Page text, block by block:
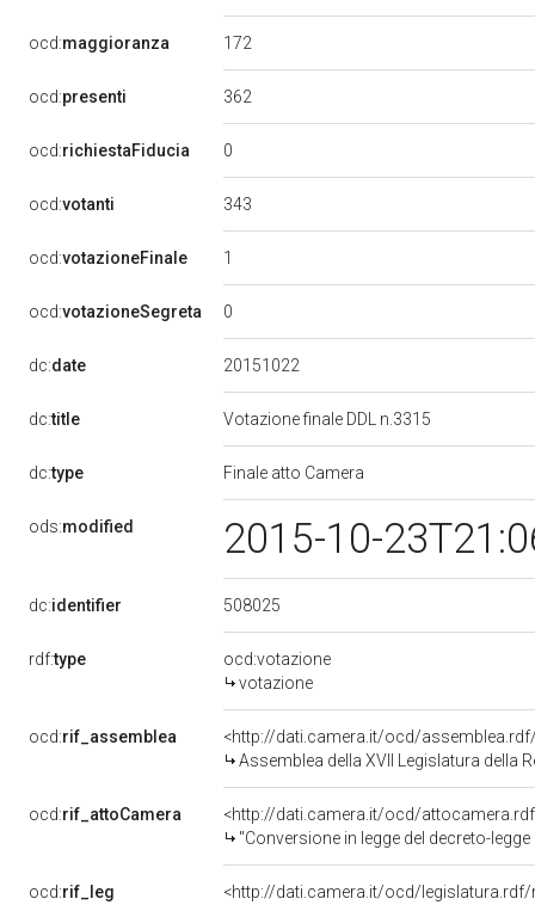
ocd:maggioranza 172
ocd:presenti 362
ocd:richiestaFiducia 0
ocd:votanti 343
ocd:votazioneFinale 1
ocd:votazioneSegreta 0
dc:date 20151022
dc:title Votazione finale DDL n.3315
dc:type Finale atto Camera
ods:modified 2015-10-
dc:identifier 508025
rdf:type
ocd:votazione
votazione
ocd:rif_assemblea
<http://dati.camera.it/ocd/
Assemblea della XVII Legislatura della
ocd:rif_attoCamera
<http://dati.camera.it/ocd/
"Conversione in legge del decreto-legge 20
ocd:rif_leg
<http://dati.camera.it/ocd/legislatura.rdf/